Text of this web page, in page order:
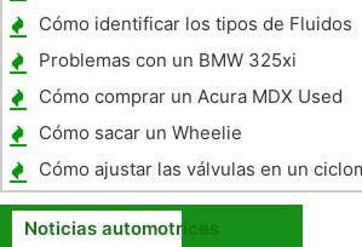
Jeep Cherokee
Cómo identificar los tipos de Fluidos
Automotrices
Problemas con un BMW 325xi
Cómo comprar un Acura MDX Used
Cómo sacar un Wheelie
Cómo ajustar las válvulas en un
Noticias automotrices